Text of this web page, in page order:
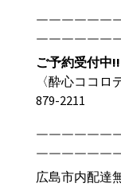
￣￣￣￣￣￣
￣￣￣￣￣￣
ご予約受付中!!
〈酔心ココ
879-2211
￣￣￣￣￣￣
￣￣￣￣￣￣
広島市内配達